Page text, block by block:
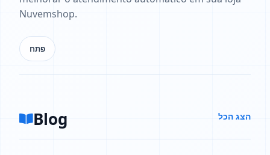
Nuvemshop.
פתח
Blog הצג הכל